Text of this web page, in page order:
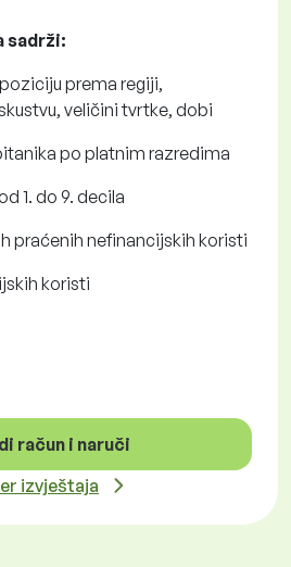
sadrži:
prema regiji,
veličini tvrtke, dobi
po platnim razredima
1. do 9. decila
praćenih nefinancijskih koristi
koristi
račun i naruči
izvještaja